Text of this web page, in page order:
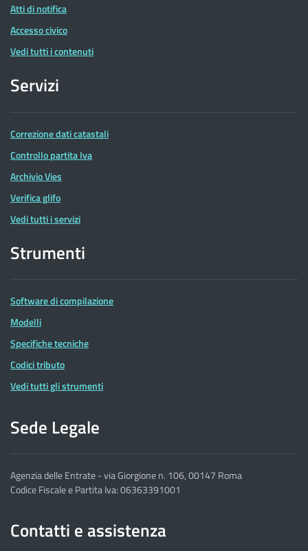
Atti di notifica
Accesso civico
Vedi tutti i contenuti
Servizi
Correzione dati catastali
Controllo partita Iva
Archivio Vies
Verifica glifo
Vedi tutti i servizi
Strumenti
Software di compilazione
Modelli
Specifiche tecniche
Codici tributo
Vedi tutti gli strumenti
Sede Legale
Agenzia delle Entrate - via Giorgione n. 106, 00147 Roma
Codice Fiscale e Partita Iva: 06363391001
Contatti e assistenza